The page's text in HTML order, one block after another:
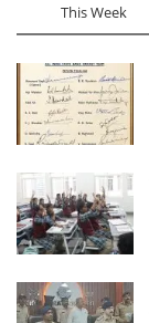
This Week